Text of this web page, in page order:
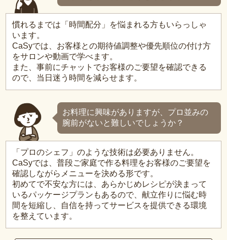
慣れるまでは「時間配分」を悩まれる方もいらっしゃ
います。
CaSyでは、お客様との期待値調整や優先順位の付け方
をサロンや動画で学べます。
また、事前にチャットでお客様のご要望を確認できる
ので、当日迷う時間を減らせます。
お料理に興味がありますが、プロ並みの
腕前がないと難しいでしょうか？
「プロのシェフ」のような技術は必要ありません。
CaSyでは、普段ご家庭で作る料理をお客様のご要望を
確認しながらメニューを決める形です。
初めてで不安な方には、あらかじめレシピが決まって
いるパッケージプランもあるので、献立作りに悩む時
間を短縮し、自信を持ってサービスを提供できる環境
を整えています。